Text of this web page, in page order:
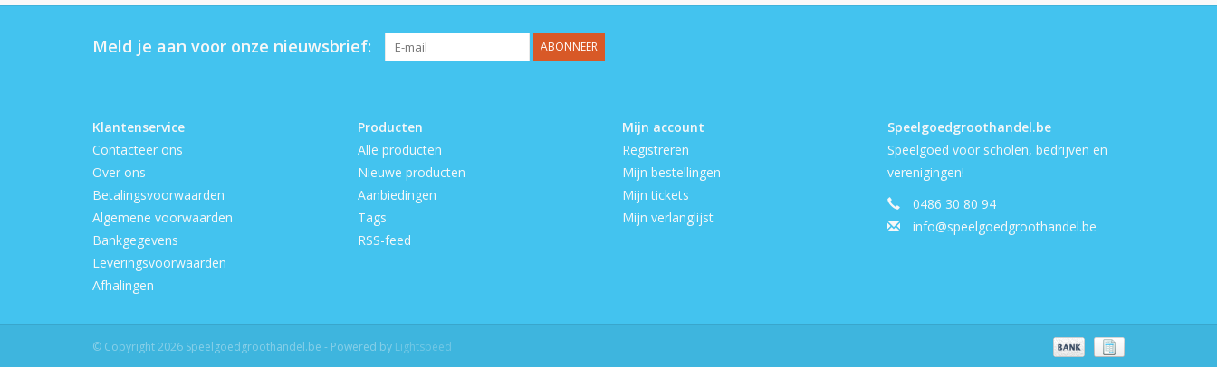
Meld je aan voor onze nieuwsbrief: ABONNEER
Klantenservice
Contacteer ons
Over ons
Betalingsvoorwaarden
Algemene voorwaarden
Bankgegevens
Leveringsvoorwaarden
Afhalingen
Producten
Alle producten
Nieuwe producten
Aanbiedingen
Tags
RSS-feed
Mijn account
Registreren
Mijn bestellingen
Mijn tickets
Mijn verlanglijst
Speelgoedgroothandel.be
Speelgoed voor scholen, bedrijven en
verenigingen!
0486 30 80 94
info@speelgoedgroothandel.be
© Copyright 2026 Speelgoedgroothandel.be - Powered by Lightspeed